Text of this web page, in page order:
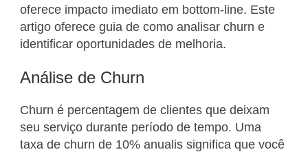
oferece impacto imediato em bottom-line. Este
artigo oferece guia de como analisar churn e
identificar oportunidades de melhoria.
Análise de Churn
Churn é percentagem de clientes que deixam
seu serviço durante período de tempo. Uma
taxa de churn de 10% anualis significa que você